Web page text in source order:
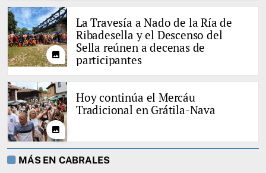
photo
La Travesía a Nado de la Ría de
Ribadesella y el Descenso del
Sella reúnen a decenas de
participantes
photo
Hoy continúa el Mercáu
Tradicional en Grátila-Nava
MÁS EN CABRALES